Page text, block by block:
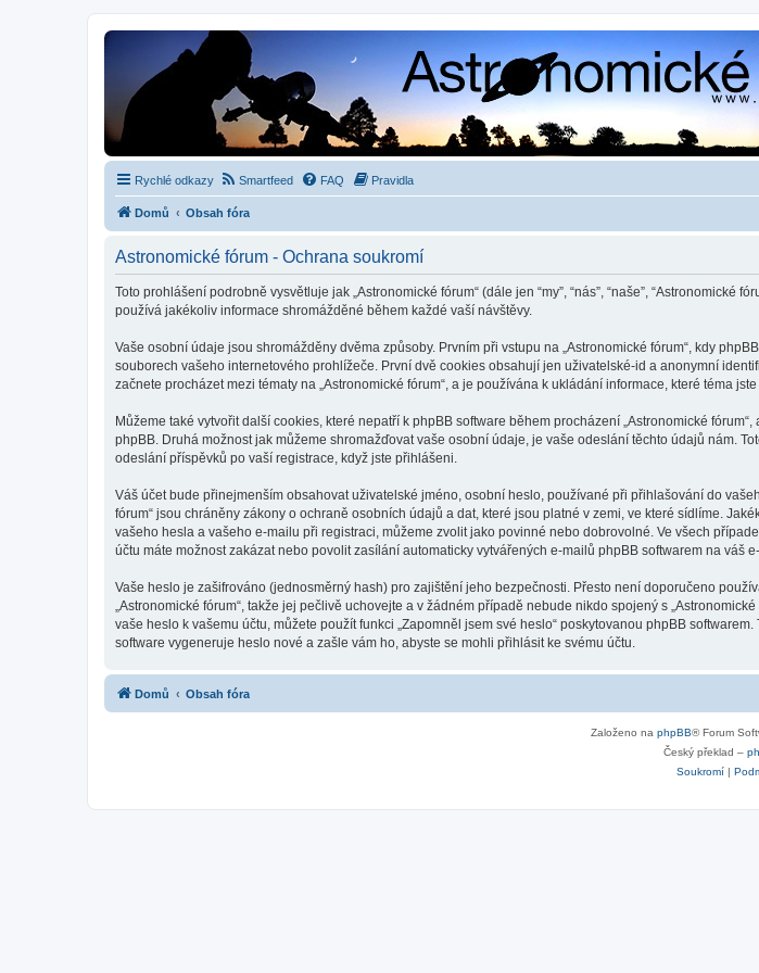
Rychlé odkazy Smartfeed FAQ Pravidla
Domů Obsah fóra
Astronomické fórum - Ochrana soukromí
Toto prohlášení podrobně vysvětluje jak „Astronomické fórum“ (dále jen “my”, “nás”, “naše”, “Astronomické
používá jakékoliv informace shromážděné během každé vaší návštěvy.
Vaše osobní údaje jsou shromážděny dvěma způsoby. Prvním při vstupu na „Astronomické fórum“, kdy
souborech vašeho internetového prohlížeče. První dvě cookies obsahují jen uživatelské-id a anonymní
začnete procházet mezi tématy na „Astronomické fórum“, a je používána k ukládání informace, které téma
Můžeme také vytvořit další cookies, které nepatří k phpBB software během procházení „Astronomické
phpBB. Druhá možnost jak můžeme shromažďovat vaše osobní údaje, je vaše odeslání těchto údajů nám.
odeslání příspěvků po vaší registrace, když jste přihlášeni.
Váš účet bude přinejmenším obsahovat uživatelské jméno, osobní heslo, používané při přihlašování do
fórum“ jsou chráněny zákony o ochraně osobních údajů a dat, které jsou platné v zemi, ve které sídlíme.
vašeho hesla a vašeho e-mailu při registraci, můžeme zvolit jako povinné nebo dobrovolné. Ve všech
účtu máte možnost zakázat nebo povolit zasílání automaticky vytvářených e-mailů phpBB softwarem na váš
Vaše heslo je zašifrováno (jednosměrný hash) pro zajištění jeho bezpečnosti. Přesto není doporučeno
„Astronomické fórum“, takže jej pečlivě uchovejte a v žádném případě nebude nikdo spojený s
vaše heslo k vašemu účtu, můžete použít funkci „Zapomněl jsem své heslo“ poskytovanou phpBB
software vygeneruje heslo nové a zašle vám ho, abyste se mohli přihlásit ke svému účtu.
Domů Obsah fóra
Založeno na phpBB® Forum
Český překlad –
Soukromí|